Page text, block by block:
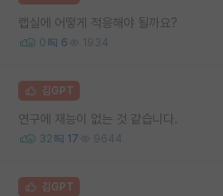
랩실에 어떻게 적응해야 될까요?
0 6 1934
김GPT
연구에 재능이 없는 것 같습니다.
32 17 9644
김GPT